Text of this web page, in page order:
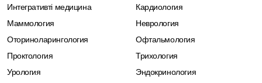
Интегративті медицина
Кардиология
Маммология
Неврология
Оториноларингология
Офтальмология
Проктология
Трихология
Урология
Эндокринология